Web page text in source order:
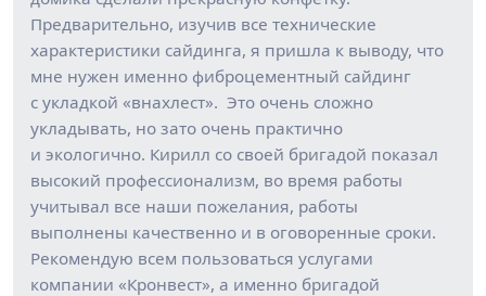
Предварительно, изучив все технические
характеристики сайдинга, я пришла к выводу, что
мне нужен именно фиброцементный сайдинг
с укладкой «внахлест». Это очень сложно
укладывать, но зато очень практично
и экологично. Кирилл со своей бригадой показал
высокий профессионализм, во время работы
учитывал все наши пожелания, работы
выполнены качественно и в оговоренные сроки.
Рекомендую всем пользоваться услугами
компании «Кронвест», а именно бригадой